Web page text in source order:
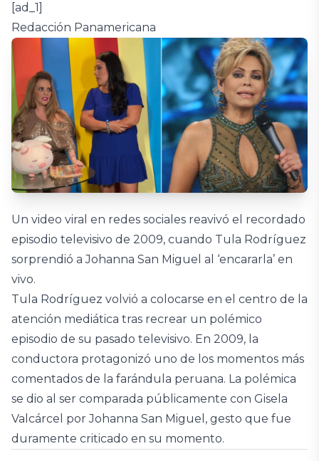
[ad_1]
Redacción Panamericana
Un video viral en redes sociales reavivó el recordado
episodio televisivo de 2009, cuando Tula Rodríguez
sorprendió a Johanna San Miguel al ‘encararla’ en
vivo.
Tula Rodríguez volvió a colocarse en el centro de la
atención mediática tras recrear un polémico
episodio de su pasado televisivo. En 2009, la
conductora protagonizó uno de los momentos más
comentados de la farándula peruana. La polémica
se dio al ser comparada públicamente con Gisela
Valcárcel por Johanna San Miguel, gesto que fue
duramente criticado en su momento.